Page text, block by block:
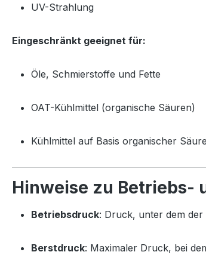
UV-Strahlung
Eingeschränkt geeignet für:
Öle, Schmierstoffe und Fette
OAT-Kühlmittel (organische Säuren)
Kühlmittel auf Basis organischer
Hinweise zu Betriebs-
Betriebsdruck: Druck, unter dem
Berstdruck: Maximaler Druck, bei